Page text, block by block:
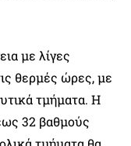
με λίγες
θερμές ώρες, με
τμήματα. Η
32 βαθμούς